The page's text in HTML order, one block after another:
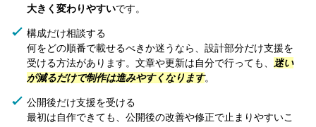
大きく変わりやすいです。
構成だけ相談する
何をどの順番で載せるべきか迷うなら、設計部分だけ支援を
受ける方法があります。文章や更新は自分で行っても、
迷い
が減るだけで制作は進みやすくなります。
公開後だけ支援を受ける
最初は自作できても、公開後の改善や修正で止まりやすいこ